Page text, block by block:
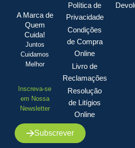
A Marca de
Quem
Cuida!
Juntos
Cuidamos
Melhor
Inscreva-se
em Nossa
Newsletter
Subscrever
Política de
Privacidade
Condições
de Compra
Online
Livro de
Reclamações
Resolução
de Litígios
Online